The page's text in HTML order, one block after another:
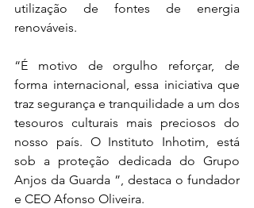
utilização de fontes de energia
renováveis.
“É motivo de orgulho reforçar, de
forma internacional, essa iniciativa que
traz segurança e tranquilidade a um dos
tesouros culturais mais preciosos do
nosso país. O Instituto Inhotim, está
sob a proteção dedicada do Grupo
Anjos da Guarda ”, destaca o fundador
e CEO Afonso Oliveira.